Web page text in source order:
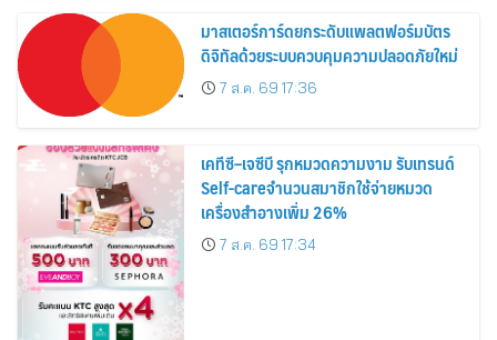
มาสเตอร์การ์ดยกระดับแพลตฟอร์มบัตร
ดิจิทัลด้วยระบบควบคุมความปลอดภัยใหม่
7 ส.ค. 69 17:36
เคทีซี–เจซีบี รุกหมวดความงาม รับเทรนด์
Self-careจำนวนสมาชิกใช้จ่ายหมวด
เครื่องสำอางเพิ่ม 26%
7 ส.ค. 69 17:34